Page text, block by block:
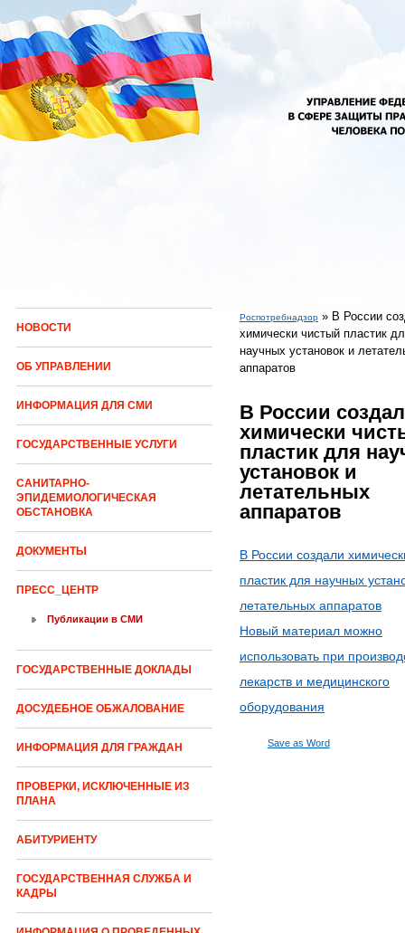
Перейти к основному содержанию
НОВОСТИ
ОБ УПРАВЛЕНИИ
ИНФОРМАЦИЯ ДЛЯ СМИ
ГОСУДАРСТВЕННЫЕ УСЛУГИ
САНИТАРНО-
ЭПИДЕМИОЛОГИЧЕСКАЯ
ОБСТАНОВКА
ДОКУМЕНТЫ
ПРЕСС_ЦЕНТР
Публикации в СМИ
ГОСУДАРСТВЕННЫЕ ДОКЛАДЫ
ДОСУДЕБНОЕ ОБЖАЛОВАНИЕ
ИНФОРМАЦИЯ ДЛЯ ГРАЖДАН
ПРОВЕРКИ, ИСКЛЮЧЕННЫЕ ИЗ
ПЛАНА
АБИТУРИЕНТУ
ГОСУДАРСТВЕННАЯ СЛУЖБА И
КАДРЫ
Вы здесь
Роспотребнадзор » В России
химически чистый пластик
научных установок и
аппаратов
В России
химически
пластик для
установок и
летательных
аппаратов
В России создали
пластик для научных
летательных аппаратов
Новый материал можно
использовать при
лекарств и медицинского
оборудования
Save as Word